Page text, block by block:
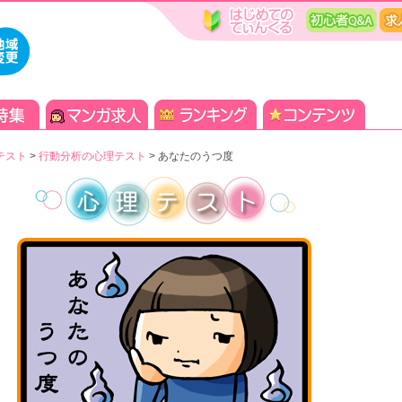
スト > 行動分析の心理テスト > あなたのうつ度